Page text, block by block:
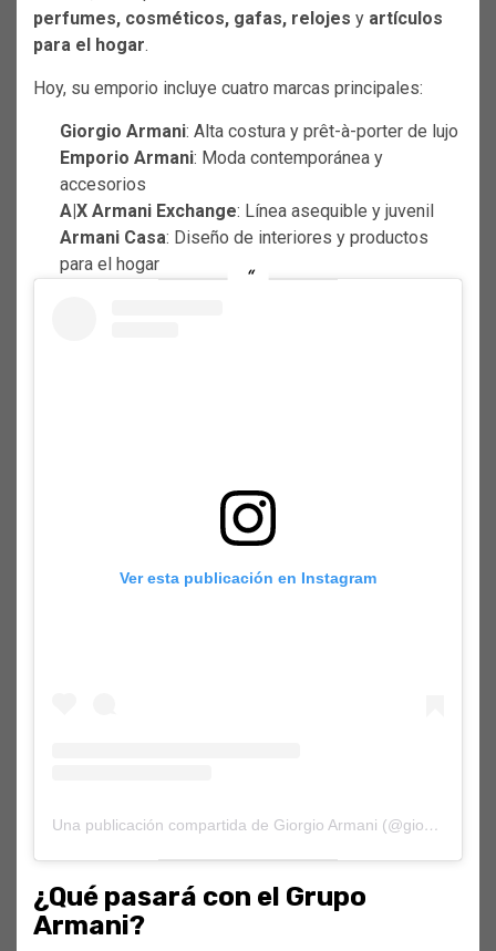
perfumes, cosméticos, gafas, relojes y artículos
para el hogar.
Hoy, su emporio incluye cuatro marcas principales:
Giorgio Armani: Alta costura y prêt-à-porter de lujo
Emporio Armani: Moda contemporánea y
accesorios
A|X Armani Exchange: Línea asequible y juvenil
Armani Casa: Diseño de interiores y productos
para el hogar
Ver esta publicación en Instagram
Una publicación compartida de Giorgio Armani (@giorgioarmani)
¿Qué pasará con el Grupo
Armani?